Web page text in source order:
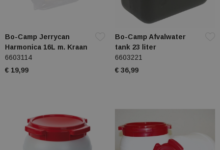
Bo-Camp Jerrycan
Harmonica 16L m. Kraan
6603114
€ 19,99
Bo-Camp Afvalwater
tank 23 liter
6603221
€ 36,99